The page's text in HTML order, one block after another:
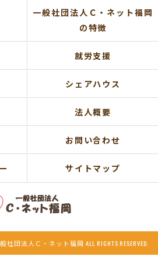
一般社団法人Ｃ・ネット福岡
の特徴
就労支援
シェアハウス
法人概要
お問い合わせ
サイトマップ
団法人Ｃ・ネット福岡 ALL RIGHTS RESERVED.